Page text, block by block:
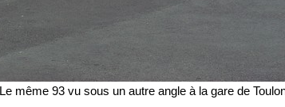
Le même 93 vu sous un autre angle à la gare de